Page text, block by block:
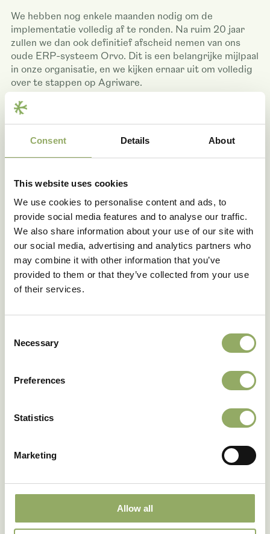
Consent Details About
This website uses cookies
We use cookies to personalise content and ads, to
provide social media features and to analyse our traffic.
We also share information about your use of our site with
our social media, advertising and analytics partners who
may combine it with other information that you’ve
provided to them or that they’ve collected from your use
of their services.
Selection
Necessary
Preferences
Statistics
Marketing
Allow all
We hebben nog enkele maanden nodig om de
implementatie volledig af te ronden. Na ruim 20 jaar
zullen we dan ook definitief afscheid nemen van ons
oude ERP-systeem Orvo. Dit is een belangrijke mijlpaal
in onze organisatie, en we kijken ernaar uit om volledig
over te stappen op Agriware.
De overgang naar een nieuw systeem levert soms wat
uitdagingen op. We proberen eventuele ongemakken
nog vragen of opmerkingen hebben, dan horen wij dat
graag. Jouw feedback blijft voor ons erg belangrijk,
doorvoeren.
Nogmaals dank voor je geduld en begrip gedurende
deze transitie.
Team Anthura
happinews ontvangen?